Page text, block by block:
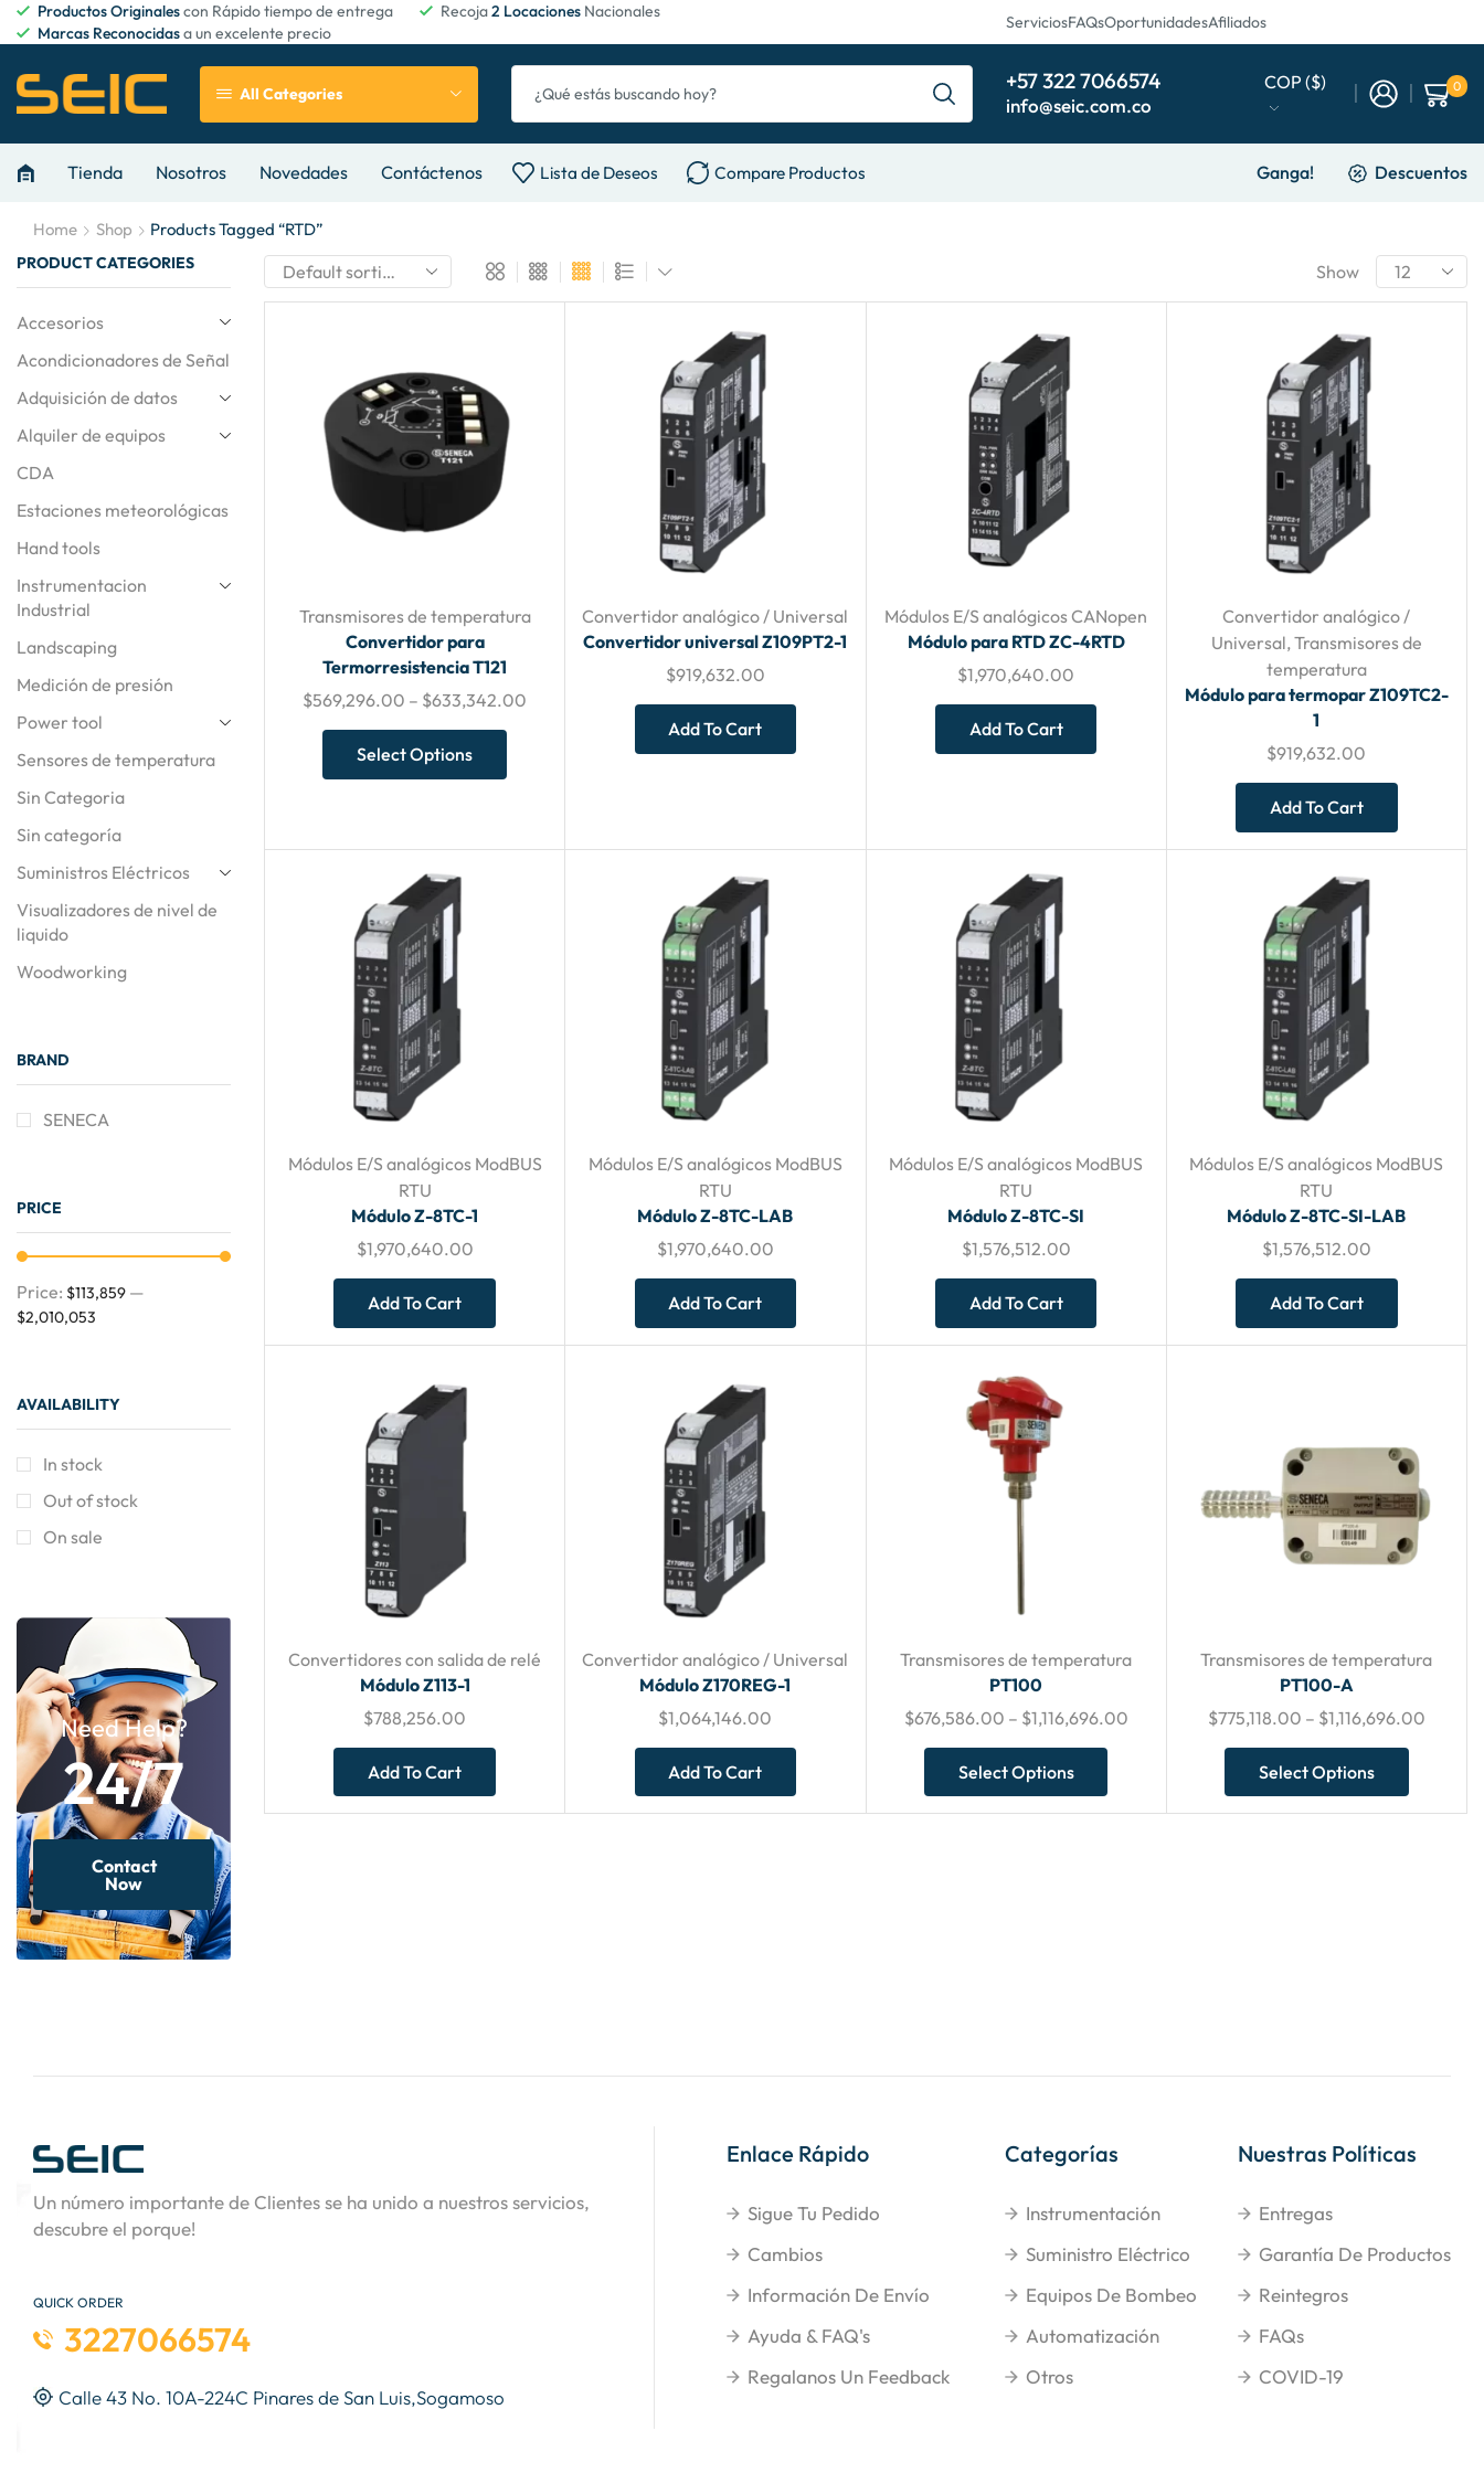
Productos Originalescon Rápido tiempo de entrega Recoja2 Locaciones Nacionales
Marcas Reconocidasa un excelente precio
ServiciosFAQsOportunidadesAfiliados
All Categories +57 322 7066574
info@seic.com.co
COP ($) 0
Tienda Nosotros Novedades Contáctenos Lista de Deseos Compare Productos Ganga! Descuentos
Home Shop Products Tagged “RTD”
Show
Transmisores de temperatura
Convertidor para
Termorresistencia T121
$569,296.00 – $633,342.00
Select Options
Convertidor analógico / Universal
Convertidor universal Z109PT2-1
$919,632.00
Add To Cart
Módulos E/S analógicos CANopen
Módulo para RTD ZC-4RTD
$1,970,640.00
Add To Cart
Convertidor analógico /
Universal,Transmisores de
temperatura
Módulo para termopar Z109TC2-
1
$919,632.00
Add To Cart
Módulos E/S analógicos ModBUS
RTU
Módulo Z-8TC-1
$1,970,640.00
Add To Cart
Módulos E/S analógicos ModBUS
RTU
Módulo Z-8TC-LAB
$1,970,640.00
Add To Cart
Módulos E/S analógicos ModBUS
RTU
Módulo Z-8TC-SI
$1,576,512.00
Add To Cart
Módulos E/S analógicos ModBUS
RTU
Módulo Z-8TC-SI-LAB
$1,576,512.00
Add To Cart
Convertidores con salida de relé
Módulo Z113-1
$788,256.00
Add To Cart
Convertidor analógico / Universal
Módulo Z170REG-1
$1,064,146.00
Add To Cart
Transmisores de temperatura
PT100
$676,586.00 – $1,116,696.00
Select Options
Transmisores de temperatura
PT100-A
$775,118.00 – $1,116,696.00
Select Options
PRODUCT CATEGORIES
Accesorios
Acondicionadores de Señal
Adquisición de datos
Alquiler de equipos
CDA
Estaciones meteorológicas
Hand tools
Instrumentacion
Industrial
Landscaping
Medición de presión
Power tool
Sensores de temperatura
Sin Categoria
Sin categoría
Suministros Eléctricos
Visualizadores de nivel de
liquido
Woodworking
BRAND
SENECA
PRICE
Price: $113,859 —
$2,010,053
AVAILABILITY
In stock
Out of stock
On sale
Need Help?
24/7
Contact
Now
Un número importante de Clientes se ha unido a nuestros servicios,
descubre el porque!
QUICK ORDER
3227066574
Calle 43 No. 10A-224C Pinares de San Luis,Sogamoso
Enlace Rápido
Sigue Tu Pedido
Cambios
Información De Envío
Ayuda & FAQ's
Regalanos Un Feedback
Categorías
Instrumentación
Suministro Eléctrico
Equipos De Bombeo
Automatización
Otros
Nuestras Políticas
Entregas
Garantía De Productos
Reintegros
FAQs
COVID-19